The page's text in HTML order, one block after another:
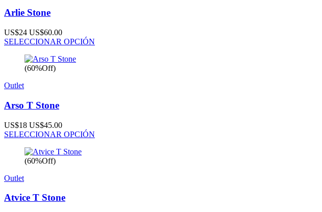
Arlie Stone
US$24 US$60.00
SELECCIONAR OPCIÓN
(60%Off)
Outlet
Arso T Stone
US$18 US$45.00
SELECCIONAR OPCIÓN
(60%Off)
Outlet
Atvice T Stone